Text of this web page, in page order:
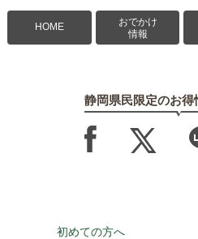
HOME
おでかけ
情報
静岡県民限定のお得
初めての方へ